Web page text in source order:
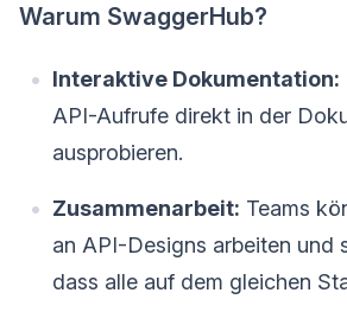
Warum SwaggerHub?
Interaktive Dokumentation:
API-Aufrufe direkt in der
ausprobieren.
Zusammenarbeit: Teams
an API-Designs arbeiten und
dass alle auf dem gleichen